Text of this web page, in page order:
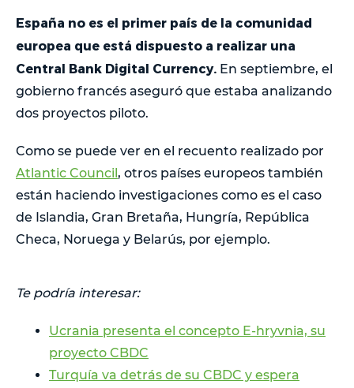
España no es el primer país de la comunidad
europea que está dispuesto a realizar una
Central Bank Digital Currency. En septiembre, el
gobierno francés aseguró que estaba analizando
dos proyectos piloto.
Como se puede ver en el recuento realizado por
Atlantic Council, otros países europeos también
están haciendo investigaciones como es el caso
de Islandia, Gran Bretaña, Hungría, República
Checa, Noruega y Belarús, por ejemplo.
Te podría interesar:
Ucrania presenta el concepto E-hryvnia, su
proyecto CBDC
Turquía va detrás de su CBDC y espera